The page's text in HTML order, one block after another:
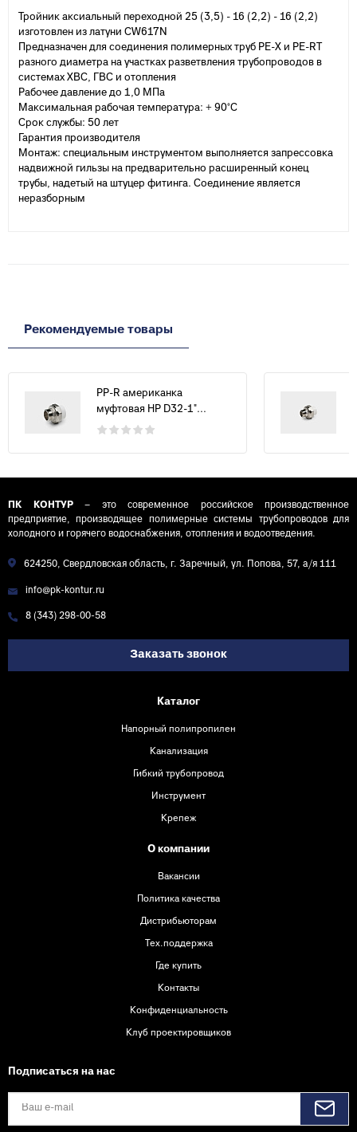
Тройник аксиальный переходной 25 (3,5) - 16 (2,2) - 16 (2,2)
изготовлен из латуни CW617N
Предназначен для соединения полимерных труб PE-X и PE-RT
разного диаметра на участках разветвления трубопроводов в
системах ХВС, ГВС и отопления
Рабочее давление до 1,0 МПа
Максимальная рабочая температура: + 90°С
Срок службы: 50 лет
Гарантия производителя
Монтаж: специальным инструментом выполняется запрессовка
надвижной гильзы на предварительно расширенный конец
трубы, надетый на штуцер фитинга. Соединение является
неразборным
Рекомендуемые товары
PP-R американка
муфтовая НР D32-1"...
ПК КОНТУР– это современное российское производственное
предприятие, производящее полимерные системы трубопроводов для
холодного и горячего водоснабжения, отопления и водоотведения.
624250, Свердловская область, г. Заречный, ул. Попова, 57, а/я 111
info@pk-kontur.ru
8 (343) 298-00-58
Заказать звонок
Каталог
Напорный полипропилен
Канализация
Гибкий трубопровод
Инструмент
Крепеж
О компании
Вакансии
Политика качества
Дистрибьюторам
Тех.поддержка
Где купить
Контакты
Конфиденциальность
Клуб проектировщиков
Подписаться на нас